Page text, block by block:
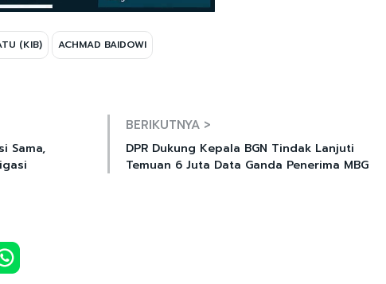
(KIB) ACHMAD BAIDOWI
Sama,
BERIKUTNYA >
DPR Dukung Kepala BGN Tindak Lanjuti
Temuan 6 Juta Data Ganda Penerima MBG